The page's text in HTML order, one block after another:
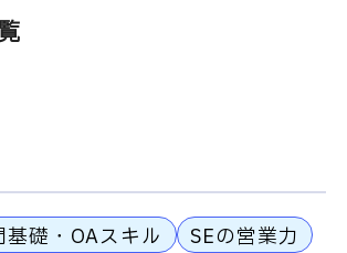
礎・OAスキル
SEの営業力